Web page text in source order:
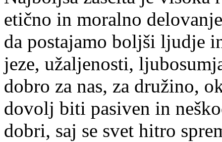
etično in moralno
da postajamo boljši ljudje
jeze, užaljenosti,
dobro za nas, za družino,
dovolj biti pasiven in
dobri, saj se svet hitro